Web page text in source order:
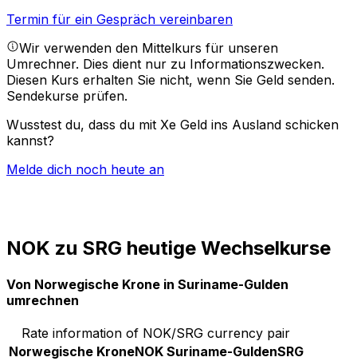
Termin für ein Gespräch vereinbaren
Wir verwenden den Mittelkurs für unseren
Umrechner. Dies dient nur zu Informationszwecken.
Diesen Kurs erhalten Sie nicht, wenn Sie Geld senden.
Sendekurse prüfen.
Wusstest du, dass du mit Xe Geld ins Ausland schicken
kannst?
Melde dich noch heute an
NOK zu SRG heutige Wechselkurse
Von Norwegische Krone in Suriname-Gulden
umrechnen
Rate information of NOK/SRG currency pair
Norwegische KroneNOK Suriname-GuldenSRG